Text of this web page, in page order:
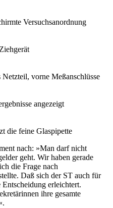
Versuchsanordnung
vorne Meßanschlüsse
angezeigt
die feine Glaspipette
nach: »Man darf nicht
geht. Wir haben gerade
die Frage nach
Daß sich der ST auch für
Entscheidung erleichtert.
ihre gesamte